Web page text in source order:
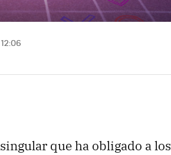
que ha obligado a los